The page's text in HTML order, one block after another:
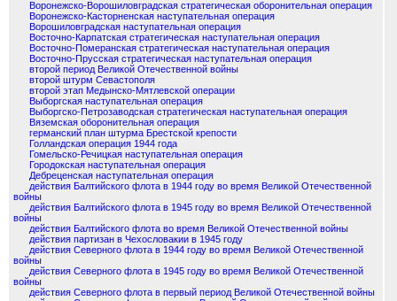
Воронежско-Ворошиловградская стратегическая оборонительная операция
Воронежско-Касторненская наступательная операция
Ворошиловградская наступательная операция
Восточно-Карпатская стратегическая наступательная операция
Восточно-Померанская стратегическая наступательная операция
Восточно-Прусская стратегическая наступательная операция
второй период Великой Отечественной войны
второй штурм Севастополя
второй этап Медынско-Мятлевской операции
Выборгская наступательная операция
Выборгско-Петрозаводская стратегическая наступательная операция
Вяземская оборонительная операция
германский план штурма Брестской крепости
Голландская операция 1944 года
Гомельско-Речицкая наступательная операция
Городокская наступательная операция
Дебреценская наступательная операция
действия Балтийского флота в 1944 году во время Великой Отечественной
войны
действия Балтийского флота в 1945 году во время Великой Отечественной
войны
действия Балтийского флота во время Великой Отечественной войны
действия партизан в Чехословакии в 1945 году
действия Северного флота в 1944 году во время Великой Отечественной
войны
действия Северного флота в 1945 году во время Великой Отечественной
войны
действия Северного флота в первый период Великой Отечественной войны